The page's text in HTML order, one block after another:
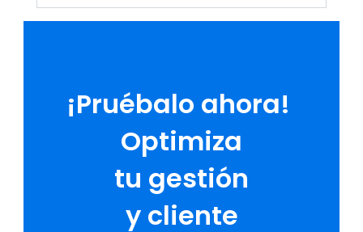
¡Pruébalo ahora!
Optimiza
tu gestión
y cliente